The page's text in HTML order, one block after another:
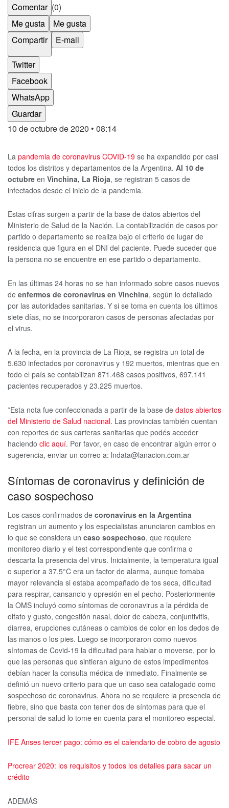
Comentar (0)
Me gusta
Me gusta
Compartir
E-mail
Twitter
Facebook
WhatsApp
Guardar
10 de octubre de 2020 • 08:14
La pandemia de coronavirus COVID-19 se ha expandido por casi
todos los distritos y departamentos de la Argentina. Al 10 de
octubre en Vinchina, La Rioja, se registran 5 casos de
infectados desde el inicio de la pandemia.
Estas cifras surgen a partir de la base de datos abiertos del
Ministerio de Salud de la Nación. La contabilización de casos por
partido o departamento se realiza bajo el criterio de lugar de
residencia que figura en el DNI del paciente. Puede suceder que
la persona no se encuentre en ese partido o departamento.
En las últimas 24 horas no se han informado sobre casos nuevos
de enfermos de coronavirus en Vinchina, según lo detallado
por las autoridades sanitarias. Y si se toma en cuenta los últimos
siete días, no se incorporaron casos de personas afectadas por
el virus.
A la fecha, en la provincia de La Rioja, se registra un total de
5.630 infectados por coronavirus y 192 muertos, mientras que en
todo el país se contabilizan 871.468 casos positivos, 697.141
pacientes recuperados y 23.225 muertos.
*Esta nota fue confeccionada a partir de la base de datos abiertos
del Ministerio de Salud nacional. Las provincias también cuentan
con reportes de sus carteras sanitarias que podés acceder
haciendo clic aquí. Por favor, en caso de encontrar algún error o
sugerencia, enviar un correo a: lndata@lanacion.com.ar
Síntomas de coronavirus y definición de
caso sospechoso
Los casos confirmados de coronavirus en la Argentina
registran un aumento y los especialistas anunciaron cambios en
lo que se considera un caso sospechoso, que requiere
monitoreo diario y el test correspondiente que confirma o
descarta la presencia del virus. Inicialmente, la temperatura igual
o superior a 37.5°C era un factor de alarma, aunque tomaba
mayor relevancia si estaba acompañado de tos seca, dificultad
para respirar, cansancio y opresión en el pecho. Posteriormente
la OMS incluyó como síntomas de coronavirus a la pérdida de
olfato y gusto, congestión nasal, dolor de cabeza, conjuntivitis,
diarrea, erupciones cutáneas o cambios de color en los dedos de
las manos o los pies. Luego se incorporaron como nuevos
síntomas de Covid-19 la dificultad para hablar o moverse, por lo
que las personas que sintieran alguno de estos impedimentos
debían hacer la consulta médica de inmediato. Finalmente se
definió un nuevo criterio para que un caso sea catalogado como
sospechoso de coronavirus. Ahora no se requiere la presencia de
fiebre, sino que basta con tener dos de síntomas para que el
personal de salud lo tome en cuenta para el monitoreo especial.
IFE Anses tercer pago: cómo es el calendario de cobro de agosto
Procrear 2020: los requisitos y todos los detalles para sacar un
crédito
ADEMÁS